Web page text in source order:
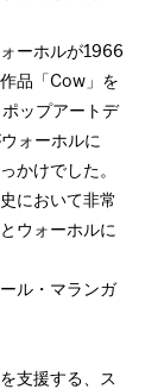
ーホルが1966
品「Cow」を
ップアートデ
ォーホルに
かけでした。
において非常
ウォーホルに
ル・マランガ
支援する、ス